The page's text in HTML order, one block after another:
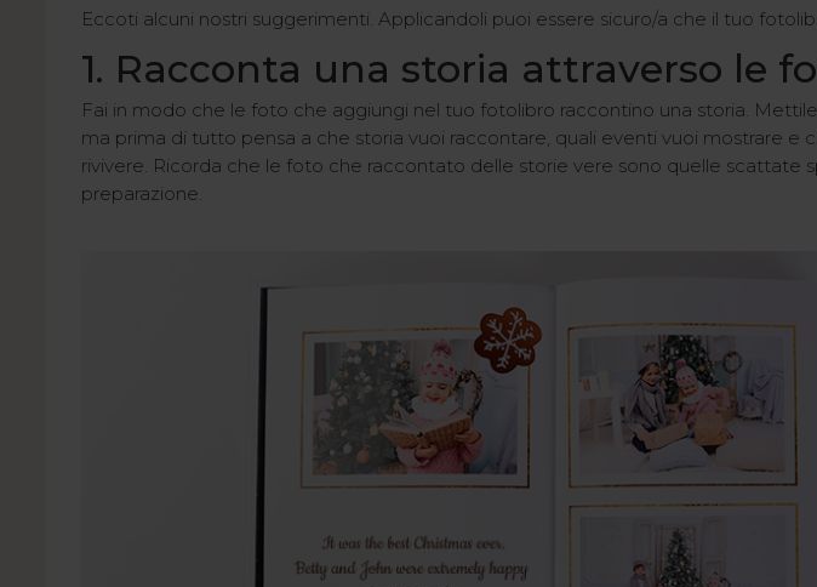
Eccoti alcuni nostri suggerimenti. Applicandoli puoi essere sicuro/a che il tuo
1. Racconta una storia attraverso le
Fai in modo che le foto che aggiungi nel tuo fotolibro raccontino una storia.
ma prima di tutto pensa a che storia vuoi raccontare, quali eventi vuoi mostrare e
rivivere. Ricorda che le foto che raccontato delle storie vere sono quelle scattate
preparazione.